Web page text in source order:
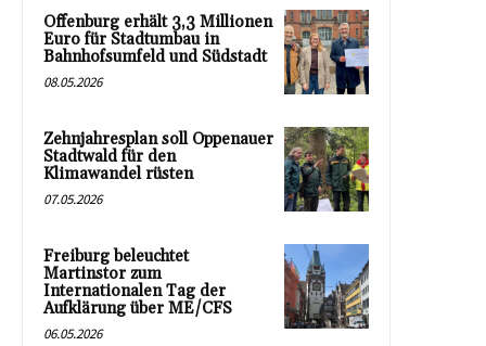
Offenburg erhält 3,3 Millionen
Euro für Stadtumbau in
Bahnhofsumfeld und Südstadt
08.05.2026
Zehnjahresplan soll Oppenauer
Stadtwald für den
Klimawandel rüsten
07.05.2026
Freiburg beleuchtet
Martinstor zum
Internationalen Tag der
Aufklärung über ME/CFS
06.05.2026